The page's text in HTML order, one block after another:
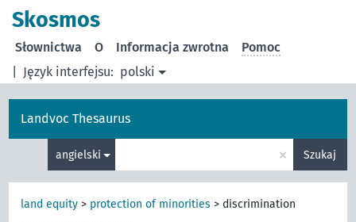
Skosmos
Język interfejsu: polski
Słownictwa O Informacja zwrotna Pomoc
Landvoc Thesaurus
angielski × Szukaj
land equity > protection of minorities > discrimination